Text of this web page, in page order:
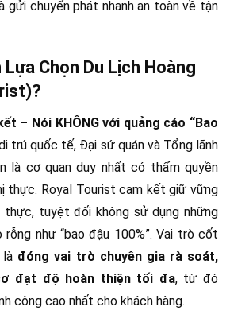
gửi chuyển phát nhanh an toàn về tận
Chọn Du Lịch Hoàng
– Nói KHÔNG với quảng cáo “Bao
trú quốc tế, Đại sứ quán và Tổng lãnh
là cơ quan duy nhất có thẩm quyền
thực. Royal Tourist cam kết giữ vững
thực, tuyệt đối không sử dụng những
rỗng như “bao đậu 100%”. Vai trò cốt
là đóng vai trò chuyên gia rà soát,
đạt độ hoàn thiện tối đa, từ đó
công cao nhất cho khách hàng.